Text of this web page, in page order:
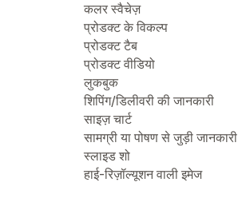
कलर स्वैचेज़
प्रोडक्ट के विकल्प
प्रोडक्ट टैब
प्रोडक्ट वीडियो
लुकबुक
शिपिंग/डिलीवरी की जानकारी
साइज़ चार्ट
सामग्री या पोषण से जुड़ी जानकारी
स्लाइड शो
हाई-रिज़ॉल्यूशन वाली इमेज